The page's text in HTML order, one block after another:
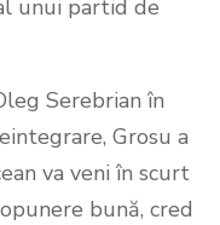
unui partid de
Serebrian în
Grosu a
va veni în scurt
bună, cred